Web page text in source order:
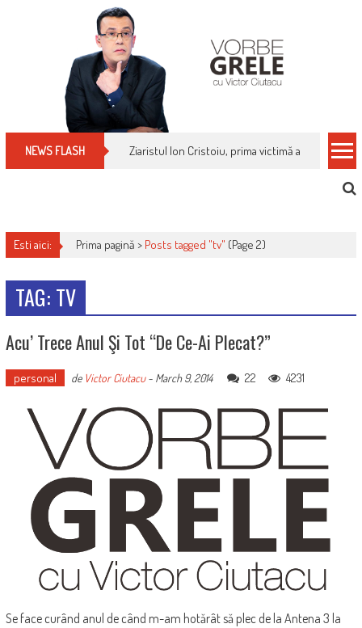
NEWS FLASH Ziaristul Ion Cristoiu, prima victimă a noi
Esti aici: Prima pagină > Posts tagged "tv" (Page 2)
TAG: TV
Acu’ Trece Anul Şi Tot “de Ce-Ai Plecat?”
personal de Victor Ciutacu- March 9, 2014 22 4231
Se face curând anul de când m-am hotărât să plec de la Antena 3 la